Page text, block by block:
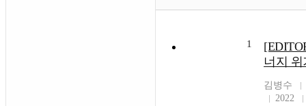
1
너지
김병수
2022